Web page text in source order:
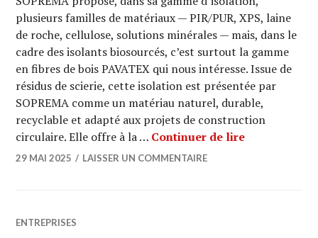
plusieurs familles de matériaux — PIR/PUR, XPS, laine
de roche, cellulose, solutions minérales — mais, dans le
cadre des isolants biosourcés, c’est surtout la gamme
en fibres de bois PAVATEX qui nous intéresse. Issue de
résidus de scierie, cette isolation est présentée par
SOPREMA comme un matériau naturel, durable,
recyclable et adapté aux projets de construction
circulaire. Elle offre à la … Continuer de lirePAVATEX
29 MAI 2025 LAISSER UN COMMENTAIRE
ENTREPRISES